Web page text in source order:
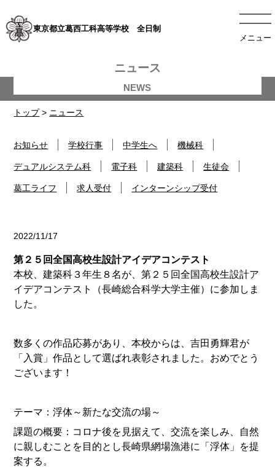
東京都立葛西工科高等学校 全日制
メニュー
トップ> ニュース
ニュース
お知らせ 学校行事 中学生へ 機械科
デュアルシステム科 電子科 建築科 生徒会
葛工ライフ 求人受付 インターンシップ受付
2022/11/17
第２５回全国高校生設計アイデアコンテスト
本校、建築科３年生８名が、第２５回全国高校生設計ア
イデアコンテスト（長崎総合科学大学主催）に参加しま
した。
数多くの作品応募があり、本校からは、吉田勇輝君が
「入賞」作品として選ばれ表彰されました。おめでとう
ございます！
テーマ：浮体～新たな交流の場～
課題の概要：コロナ後を見据えて、交流を楽しみ、自然
に親しむことを目的とし長崎県網場漁港に「浮体」を提
案する。